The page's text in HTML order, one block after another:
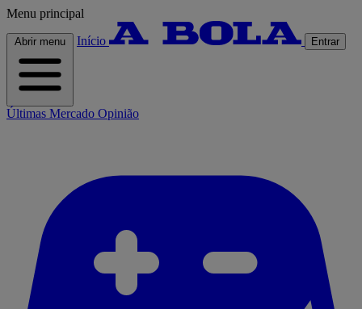
Menu principal
Abrir menu Início Entrar
Últimas Mercado Opinião